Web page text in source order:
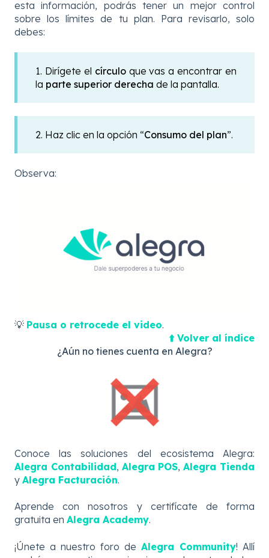
esta información, podrás tener un mejor control
sobre los límites de tu plan. Para revisarlo, solo
debes:
1. Dirígete el círculo que vas a encontrar en
la parte superior derecha de la pantalla.
2. Haz clic en la opción “Consumo del plan”.
Observa:
💡 Pausa o retrocede el video.
⬆️ Volver al índice
¿Aún no tienes cuenta en Alegra?
Conoce las soluciones del ecosistema Alegra:
Alegra Contabilidad, Alegra POS,Alegra Tienda
y Alegra Facturación.
Aprende con nosotros y certifícate de forma
gratuita en Alegra Academy.
¡Únete a nuestro foro de Alegra Community! Allí